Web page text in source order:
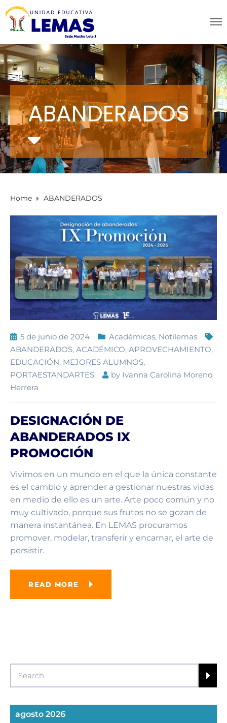
ABANDERADOS
Home ABANDERADOS
5 de junio de 2024 Académicas, Notilemas
ABANDERADOS, ACADÉMICO, APROVECHAMIENTO,
EDUCACIÓN, MEJORES ALUMNOS,
PORTAESTANDARTES
by Ivanna Carolina Moreno
Herrera
DESIGNACIÓN DE
ABANDERADOS IX
PROMOCIÓN
Vivimos en un mundo en el que la única constante
es el cambio y aprender a gestionar nuestras vidas
en medio de ello es un arte. Arte poco común y no
muy cultivado, porque sus frutos no se gozan de
manera instantánea. En LEMAS procuramos
promover, modelar, transferir y encarnar, el arte de
persistir.
READ MORE
agosto 2026